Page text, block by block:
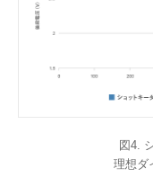
図4.
理想ダ